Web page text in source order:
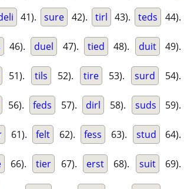
41). sure 42). tirl 43). teds 44).
46). duel 47). tied 48). duit 49).
51). tils 52). tire 53). surd 54).
56). feds 57). dirl 58). suds 59).
61). felt 62). fess 63). stud 64).
66). tier 67). erst 68). suit 69).